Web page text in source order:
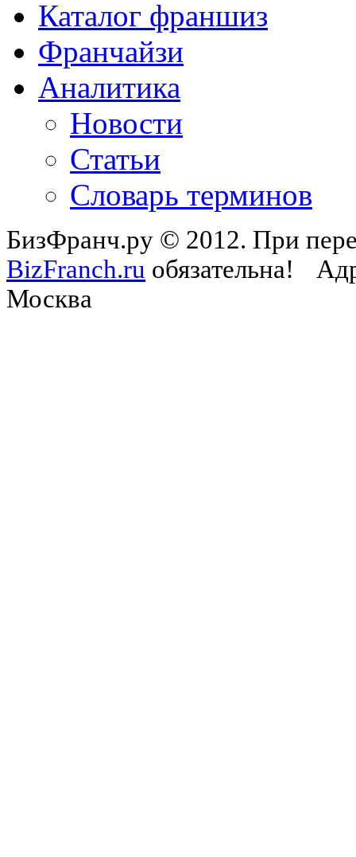
Каталог франшиз
Франчайзи
Аналитика
Новости
Статьи
Словарь терминов
БизФранч.ру © 2012. При
BizFranch.ru обязательна!
Москва